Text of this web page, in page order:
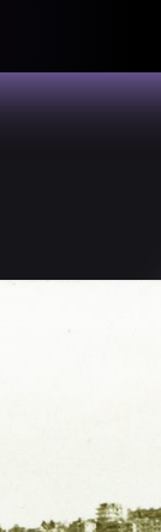
About